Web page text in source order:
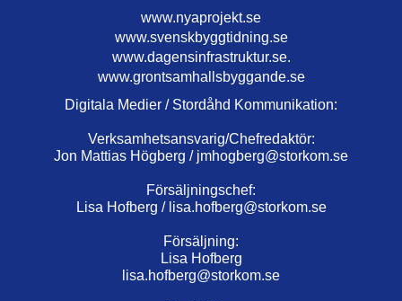
www.nyaprojekt.se
www.svenskbyggtidning.se
www.dagensinfrastruktur.se.
www.grontsamhallsbyggande.se
Digitala Medier / Stordåhd Kommunikation:
Verksamhetsansvarig/Chefredaktör:
Jon Mattias Högberg / jmhogberg@storkom.se
Försäljningschef:
Lisa Hofberg / lisa.hofberg@storkom.se
Försäljning:
Lisa Hofberg
lisa.hofberg@storkom.se